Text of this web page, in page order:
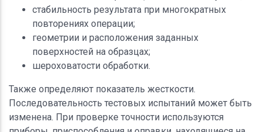
стабильность результата при многократных
повторениях операции;
геометрии и расположения заданных
поверхностей на образцах;
шероховатости обработки.
Также определяют показатель жесткости.
Последовательность тестовых испытаний может быть
изменена. При проверке точности используются